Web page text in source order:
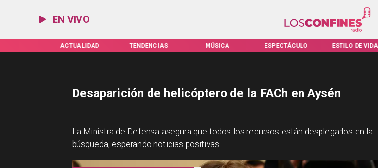
EN VIVO
ACTUALIDAD TENDENCIAS MÚSICA ESPECTÁCULO ESTILO DE VIDA
Desaparición de helicóptero de la FACh en Aysén
La Ministra de Defensa asegura que todos los recursos están desplegados en la
búsqueda, esperando noticias positivas.